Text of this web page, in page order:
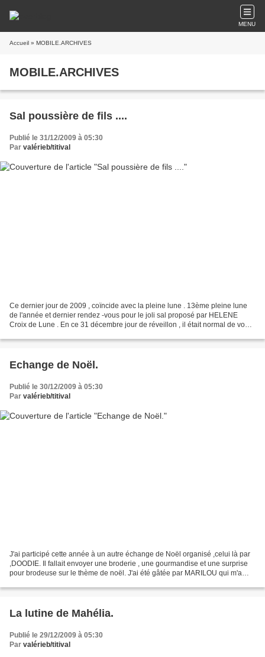
MENU
Accueil » MOBILE.ARCHIVES
MOBILE.ARCHIVES
Sal poussière de fils ....
Publié le 31/12/2009 à 05:30
Par valérieb/titival
Ce dernier jour de 2009 , coïncide avec la pleine lune . 13ème pleine lune
de l'année et dernier rendez -vous pour le joli sal proposé par HELENE
Croix de Lune . En ce 31 décembre jour de réveillon , il était normal de vous
Echange de Noël.
Publié le 30/12/2009 à 05:30
Par valérieb/titival
J'ai participé cette année à un autre échange de Noël organisé ,celui là par
,DOODIE. Il fallait envoyer une broderie , une gourmandise et une surprise
pour brodeuse sur le thème de noël. J'ai été gâtée par MARILOU qui m'a
La lutine de Mahélia.
Publié le 29/12/2009 à 05:30
Par valérieb/titival